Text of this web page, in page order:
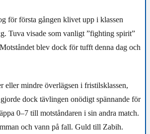
för första gången klivet upp i klassen
Tuva visade som vanligt ”fighting spirit”
blev dock för tufft denna dag och
eller mindre överlägsen i fristilsklassen,
dock tävlingen onödigt spännande för
0–7 till motståndaren i sin andra match.
och vann på fall. Guld till Zabih.